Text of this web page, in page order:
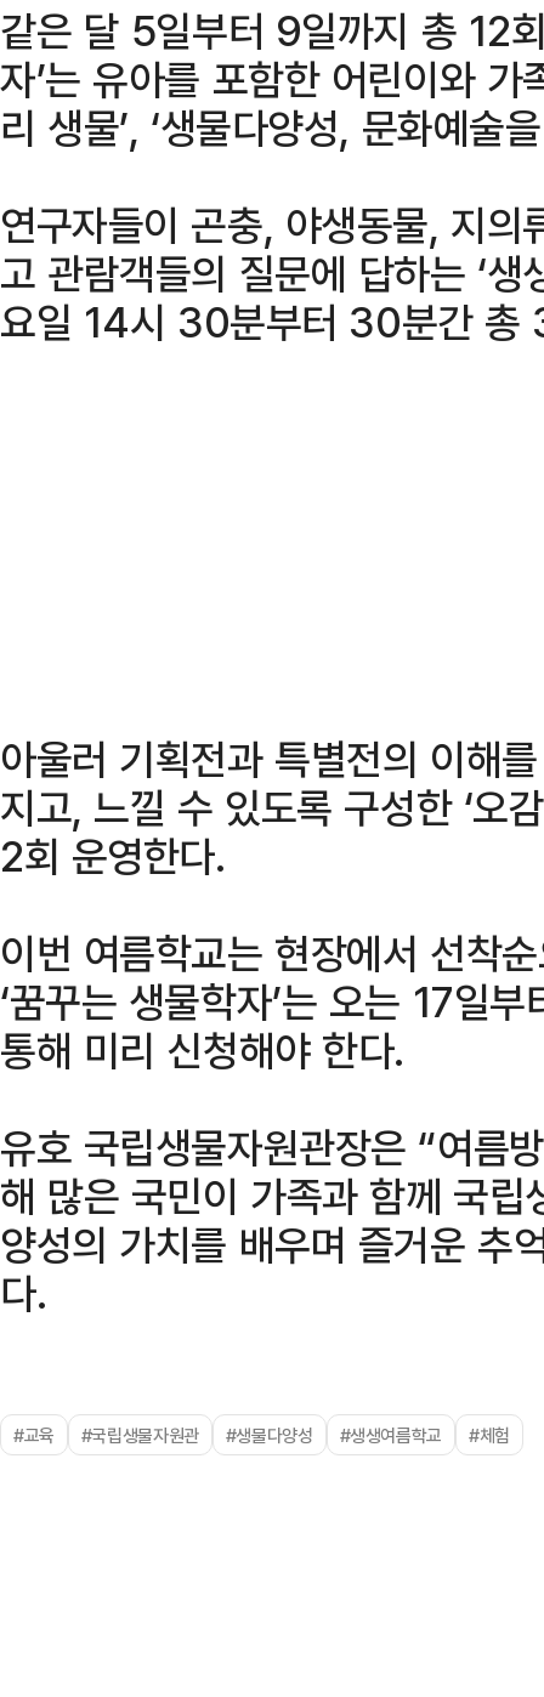
같은 달 5일부터 9일까지 총 12
자’는 유아를 포함한 어린이와
리 생물’, ‘생물다양성, 문화예술
연구자들이 곤충, 야생동물, 지
고 관람객들의 질문에 답하는 ‘
요일 14시 30분부터 30분간 총
아울러 기획전과 특별전의 이해
지고, 느낄 수 있도록 구성한 ‘오
2회 운영한다.
이번 여름학교는 현장에서 선착
‘꿈꾸는 생물학자’는 오는 17일
통해 미리 신청해야 한다.
유호 국립생물자원관장은 “여름
해 많은 국민이 가족과 함께 국
양성의 가치를 배우며 즐거운 추
다.
#교육 #국립생물자원관 #생물다양성 #생생여름학교 #체험